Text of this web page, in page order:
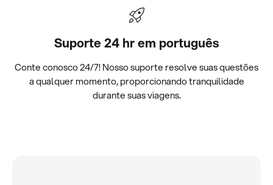
Suporte 24 hr em português
Conte conosco 24/7! Nosso suporte resolve suas questões
a qualquer momento, proporcionando tranquilidade
durante suas viagens.